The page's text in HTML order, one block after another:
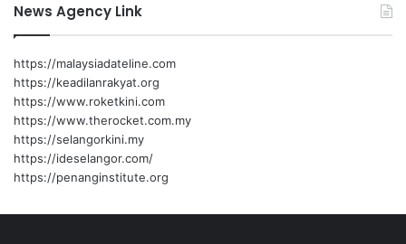
d
a
News Agency Link
https://malaysiadateline.com
https://keadilanrakyat.org
https://www.roketkini.com
https://www.therocket.com.my
https://selangorkini.my
https://ideselangor.com/
https://penanginstitute.org